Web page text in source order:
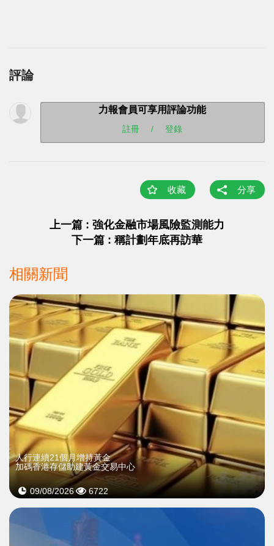
評論
力報會員可享用評論功能
註冊 / 登錄
收藏 分享
上一篇 : 強化金融市場風險監測能力
下一篇 : 稱計劃年底再訪華
相關新聞
人行連續21個月增持黃金
加碼香港存儲助建黃金交易中心
09/08/2026 6722